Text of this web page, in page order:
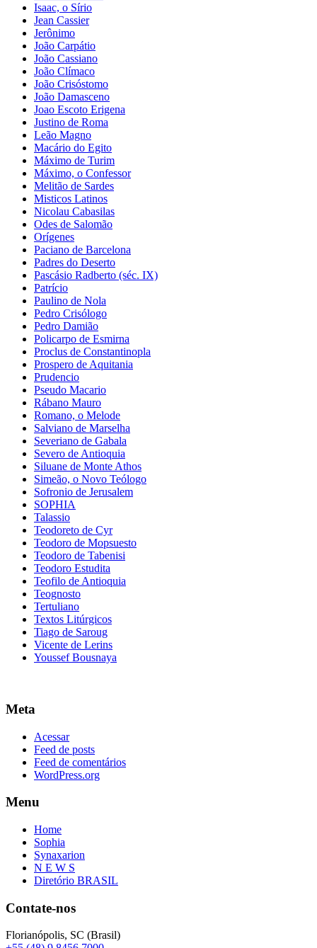
Isaac, o Sírio
Jean Cassier
Jerônimo
João Carpátio
João Cassiano
João Clímaco
João Crisóstomo
João Damasceno
Joao Escoto Erigena
Justino de Roma
Leão Magno
Macário do Egito
Máximo de Turim
Máximo, o Confessor
Melitão de Sardes
Misticos Latinos
Nicolau Cabasilas
Odes de Salomão
Orígenes
Paciano de Barcelona
Padres do Deserto
Pascásio Radberto (séc. IX)
Patrício
Paulino de Nola
Pedro Crisólogo
Pedro Damião
Policarpo de Esmirna
Proclus de Constantinopla
Prospero de Aquitania
Prudencio
Pseudo Macario
Rábano Mauro
Romano, o Melode
Salviano de Marselha
Severiano de Gabala
Severo de Antioquia
Siluane de Monte Athos
Simeão, o Novo Teólogo
Sofronio de Jerusalem
SOPHIA
Talassio
Teodoreto de Cyr
Teodoro de Mopsuesto
Teodoro de Tabenisi
Teodoro Estudita
Teofilo de Antioquia
Teognosto
Tertuliano
Textos Litúrgicos
Tiago de Saroug
Vicente de Lerins
Youssef Bousnaya
Meta
Acessar
Feed de posts
Feed de comentários
WordPress.org
Menu
Home
Sophia
Synaxarion
N E W S
Diretório BRASIL
Contate-nos
Florianópolis, SC (Brasil)